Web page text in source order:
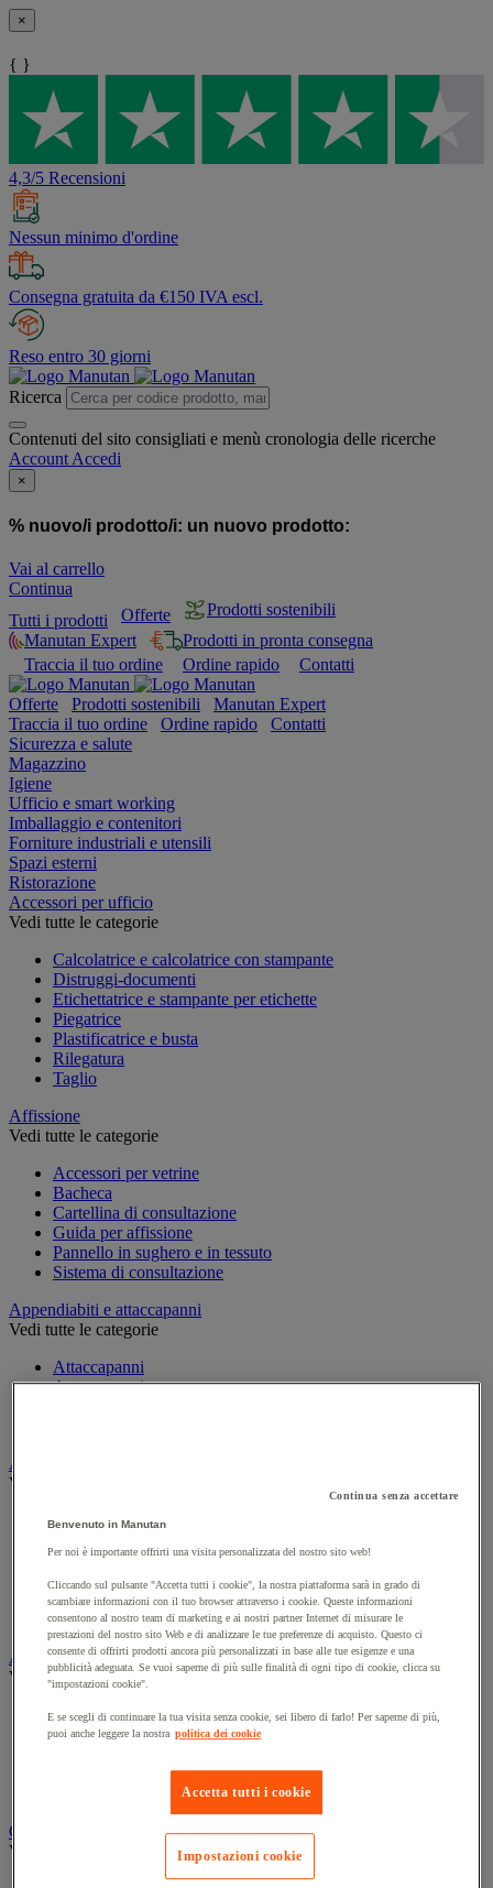
×
{ }
4,3/5 Recensioni
Nessun minimo d'ordine
Consegna gratuita da €150 IVA escl.
Reso entro 30 giorni
Ricerca
Contenuti del sito consigliati e menù cronologia delle ricerche
Account Accedi
×
% nuovo/i prodotto/i: un nuovo prodotto:
Vai al carrello
Continua
Tutti i prodotti
Offerte
Prodotti sostenibili
Manutan Expert
Prodotti in pronta consegna
Traccia il tuo ordine
Ordine rapido Contatti
Offerte Prodotti sostenibili
Manutan Expert
Traccia il tuo ordine
Ordine rapido
Contatti
Sicurezza e salute
Magazzino
Igiene
Ufficio e smart working
Imballaggio e contenitori
Forniture industriali e utensili
Spazi esterni
Ristorazione
Accessori per ufficio
Vedi tutte le categorie
Calcolatrice e calcolatrice con stampante
Distruggi-documenti
Etichettatrice e stampante per etichette
Piegatrice
Plastificatrice e busta
Rilegatura
Taglio
Affissione
Vedi tutte le categorie
Accessori per vetrine
Bacheca
Cartellina di consultazione
Guida per affissione
Pannello in sughero e in tessuto
Sistema di consultazione
Appendiabiti e attaccapanni
Vedi tutte le categorie
Attaccapanni
Attaccapanni a muro
Armadio e archiviazione
Vedi tutte le categorie
Archiviazione orizzontale
Armadio
Armadio per ufficio
Carrello da ufficio
Libreria
Audiovisivi
Vedi tutte le categorie
Attrezzature audio e Hi-Fi
Connessione audio e video
Insonorizzazione e registrazione professionali
Strumenti per proiezione e videoproiezione
Cancelleria e forniture per ufficio
Vedi tutte le categorie
Continua senza accettare
Benvenuto in Manutan
Per noi è importante offrirti una visita personalizzata del nostro sito web!
Cliccando sul pulsante "Accetta tutti i cookie", la nostra piattaforma sarà in grado di
scambiare informazioni con il tuo browser attraverso i cookie. Queste informazioni
consentono al nostro team di marketing e ai nostri partner Internet di misurare le
prestazioni del nostro sito Web e di analizzare le tue preferenze di acquisto. Questo ci
consente di offrirti prodotti ancora più personalizzati in base alle tue esigenze e una
pubblicità adeguata. Se vuoi saperne di più sulle finalità di ogni tipo di cookie, clicca su
"impostazioni cookie".
E se scegli di continuare la tua visita senza cookie, sei libero di farlo! Per saperne di più,
puoi anche leggere la nostra politica dei cookie
Accetta tutti i cookie
Impostazioni cookie